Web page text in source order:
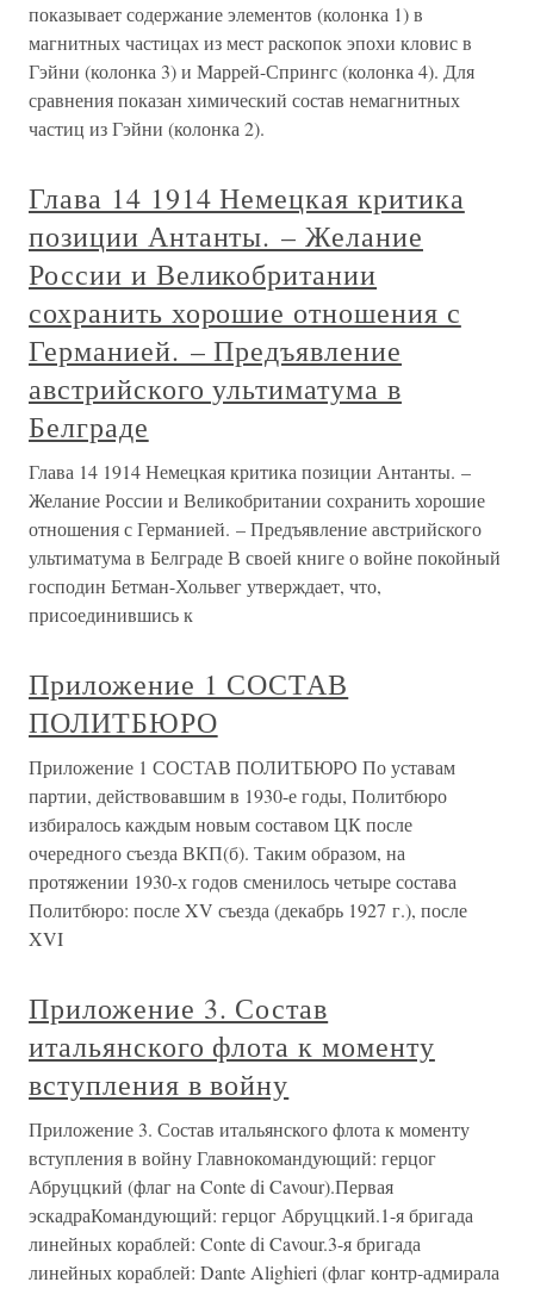
показывает содержание элементов (колонка 1) в
магнитных частицах из мест раскопок эпохи кловис в
Гэйни (колонка 3) и Маррей-Спрингс (колонка 4). Для
сравнения показан химический состав немагнитных
частиц из Гэйни (колонка 2).
Глава 14 1914 Немецкая критика
позиции Антанты. – Желание
России и Великобритании
сохранить хорошие отношения с
Германией. – Предъявление
австрийского ультиматума в
Белграде
Глава 14 1914 Немецкая критика позиции Антанты. –
Желание России и Великобритании сохранить хорошие
отношения с Германией. – Предъявление австрийского
ультиматума в Белграде В своей книге о войне покойный
господин Бетман-Хольвег утверждает, что,
присоединившись к
Приложение 1 СОСТАВ
ПОЛИТБЮРО
Приложение 1 СОСТАВ ПОЛИТБЮРО По уставам
партии, действовавшим в 1930-е годы, Политбюро
избиралось каждым новым составом ЦК после
очередного съезда ВКП(б). Таким образом, на
протяжении 1930-х годов сменилось четыре состава
Политбюро: после XV съезда (декабрь 1927 г.), после
XVI
Приложение 3. Состав
итальянского флота к моменту
вступления в войну
Приложение 3. Состав итальянского флота к моменту
вступления в войну Главнокомандующий: герцог
Абруццкий (флаг на Conte di Cavour).Первая
эскадраКомандующий: герцог Абруццкий.1-я бригада
линейных кораблей: Conte di Cavour.3-я бригада
линейных кораблей: Dante Alighieri (флаг контр-адмирала